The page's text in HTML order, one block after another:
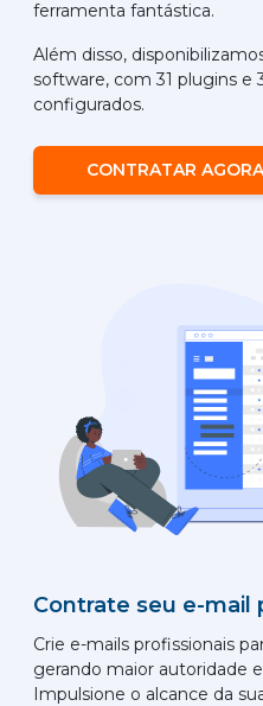
ferramenta fantástica.
Além disso,
software, com 31 plugins e
configurados.
CONTRATAR AGORA
Contrate seu e-mail
Crie e-mails profissionais
gerando maior autoridade
Impulsione o alcance da